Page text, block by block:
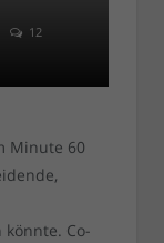
12
Minute 60
Co-